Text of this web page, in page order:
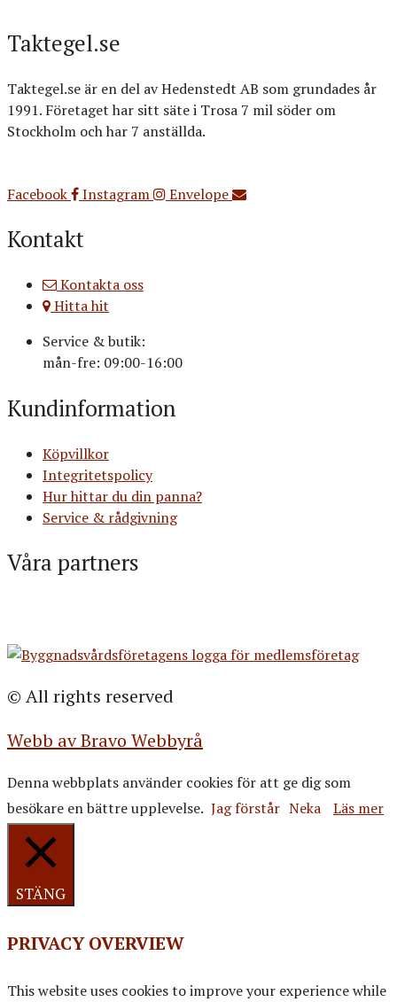
Taktegel.se
Taktegel.se är en del av Hedenstedt AB som grundades år
1991. Företaget har sitt säte i Trosa 7 mil söder om
Stockholm och har 7 anställda.
Facebook
Instagram Envelope
Kontakt
Kontakta oss
Hitta hit
Service & butik:
mån-fre: 09:00-16:00
Kundinformation
Köpvillkor
Integritetspolicy
Hur hittar du din panna?
Service & rådgivning
Våra partners
© All rights reserved
Webb av Bravo Webbyrå
Denna webbplats använder cookies för att ge dig som
besökare en bättre upplevelse. Jag förstår Neka Läs mer
STÄNG
PRIVACY OVERVIEW
This website uses cookies to improve your experience while